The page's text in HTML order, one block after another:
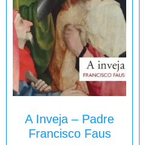
A Inveja – Padre
Francisco Faus